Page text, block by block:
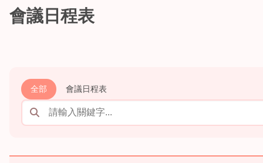
會議日程表
全部 會議日程表